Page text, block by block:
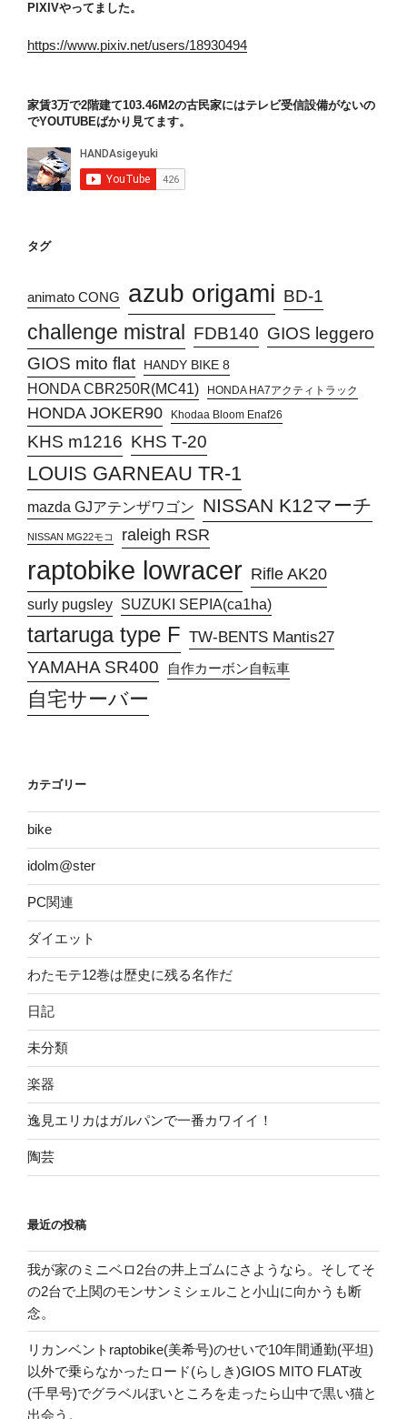
PIXIVやってました。
https://www.pixiv.net/users/18930494
家賃3万で2階建て103.46M2の古民家にはテレビ受信設備がないの
でYOUTUBEばかり見てます。
タグ
animato CONG azub origami BD-1
challenge mistral FDB140 GIOS leggero
GIOS mito flat
HANDY BIKE 8
HONDA CBR250R(MC41) HONDA HA7アクティトラック
HONDA JOKER90 Khodaa Bloom Enaf26
KHS m1216 KHS T-20
LOUIS GARNEAU TR-1
mazda GJアテンザワゴン NISSAN K12マーチ
NISSAN MG22モコ raleigh RSR
raptobike lowracer Rifle AK20
surly pugsley SUZUKI SEPIA(ca1ha)
tartaruga type F TW-BENTS Mantis27
YAMAHA SR400 自作カーボン自転車
自宅サーバー
カテゴリー
bike
idolm@ster
PC関連
ダイエット
わたモテ12巻は歴史に残る名作だ
日記
未分類
楽器
逸見エリカはガルパンで一番カワイイ！
陶芸
最近の投稿
我が家のミニベロ2台の井上ゴムにさようなら。そしてそ
の2台で上関のモンサンミシェルこと小山に向かうも断
念。
リカンベントraptobike(美希号)のせいで10年間通勤(平坦)
以外で乗らなかったロード(らしき)GIOS MITO FLAT改
(千早号)でグラベルぽいところを走ったら山中で黒い猫と
出会う。